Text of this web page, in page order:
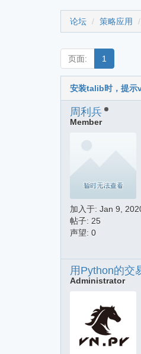
论坛 策略应用
页面: 1
安装talib时，提
周利兵
Member
加入于: Jan 9,
帖子: 25
声望: 0
用Python的交
Administrator